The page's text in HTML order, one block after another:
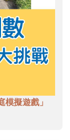
擬遊戲」